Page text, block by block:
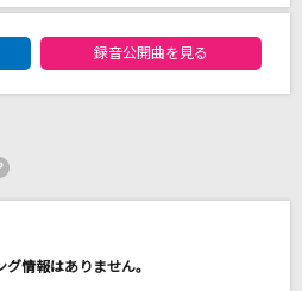
ルエントリーランキング
録音公開曲を見る